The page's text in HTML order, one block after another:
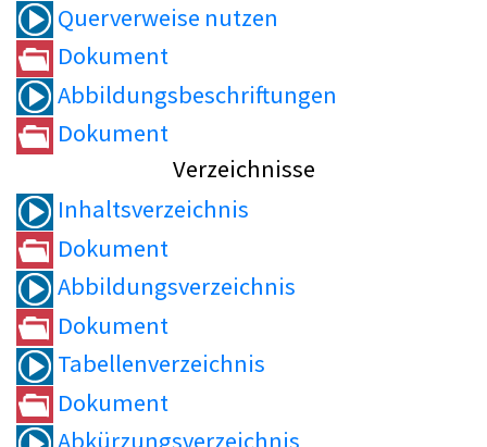
Querverweise nutzen
Dokument
Abbildungsbeschriftungen
Dokument
Verzeichnisse
Inhaltsverzeichnis
Dokument
Abbildungsverzeichnis
Dokument
Tabellenverzeichnis
Dokument
Abkürzungsverzeichnis